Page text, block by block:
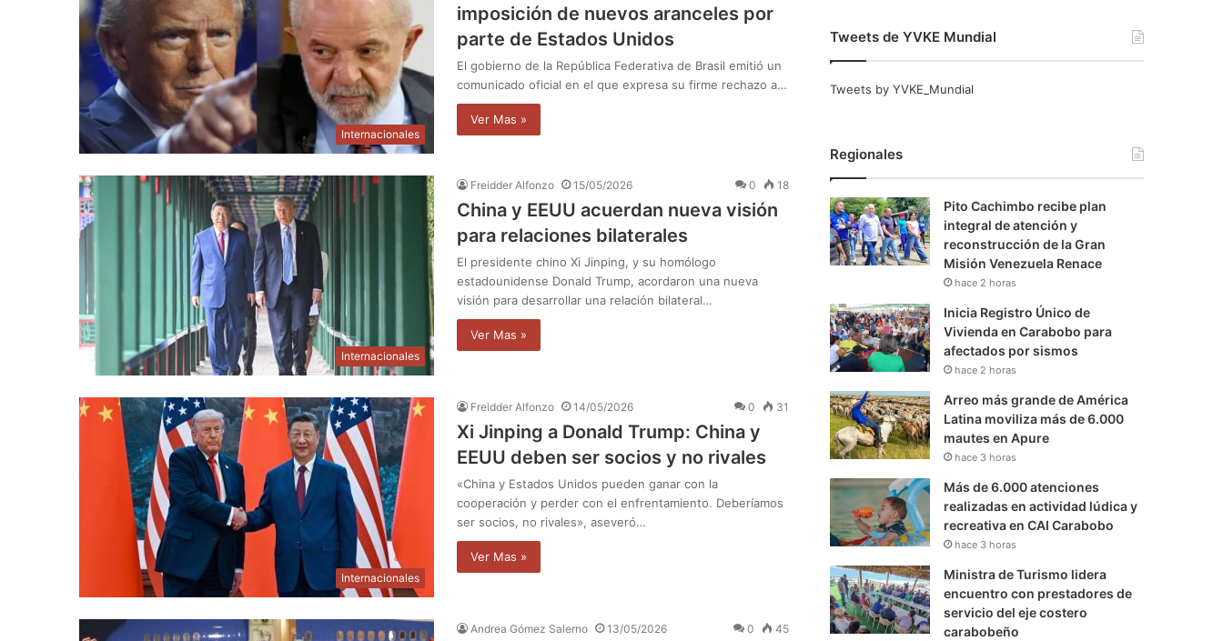
Internacionales
imposición de nuevos aranceles por
parte de Estados Unidos
El gobierno de la República Federativa de Brasil emitió un
comunicado oficial en el que expresa su firme rechazo a…
Ver Mas »
Internacionales
Freidder Alfonzo 15/05/2026 0 18
China y EEUU acuerdan nueva visión
para relaciones bilaterales
El presidente chino Xi Jinping, y su homólogo
estadounidense Donald Trump, acordaron una nueva
visión para desarrollar una relación bilateral…
Ver Mas »
Internacionales
Freidder Alfonzo 14/05/2026 0 31
Xi Jinping a Donald Trump: China y
EEUU deben ser socios y no rivales
«China y Estados Unidos pueden ganar con la
cooperación y perder con el enfrentamiento. Deberíamos
ser socios, no rivales», aseveró…
Ver Mas »
Andrea Gómez Salerno 13/05/2026 0 45
Tweets de YVKE Mundial
Tweets by YVKE_Mundial
Regionales
Pito Cachimbo recibe plan
integral de atención y
reconstrucción de la Gran
Misión Venezuela Renace
hace 2 horas
Inicia Registro Único de
Vivienda en Carabobo para
afectados por sismos
hace 2 horas
Arreo más grande de América
Latina moviliza más de 6.000
mautes en Apure
hace 3 horas
Más de 6.000 atenciones
realizadas en actividad lúdica y
recreativa en CAI Carabobo
hace 3 horas
Ministra de Turismo lidera
encuentro con prestadores de
servicio del eje costero
carabobeño